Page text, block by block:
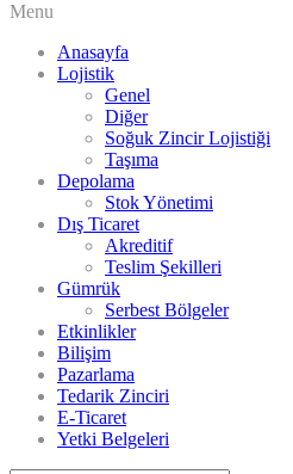
Menu
Anasayfa
Lojistik
Genel
Diğer
Soğuk Zincir Lojistiği
Taşıma
Depolama
Stok Yönetimi
Dış Ticaret
Akreditif
Teslim Şekilleri
Gümrük
Serbest Bölgeler
Etkinlikler
Bilişim
Pazarlama
Tedarik Zinciri
E-Ticaret
Yetki Belgeleri